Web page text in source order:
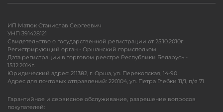
ИП Матюк Станислав Сергеевич
УНП 391428121
Свидетельство о государственной регистрации от 25.10.2010г.
Регистрирующий орган - Оршанский горисполком
Дата регистрации в торговом реестре Республики Беларусь -
15.12.2014г.
Юридический адрес: 211382, г. Орша, ул. Перекопская, 14-90
Адрес для почтовых отправлений: 220104, ул. Петра Глебки 11/1, п/я 71
Гарантийное и сервисное обслуживание, разрешение вопросов
покупателей: